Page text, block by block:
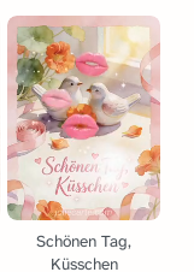
Schönen Tag,
Küsschen